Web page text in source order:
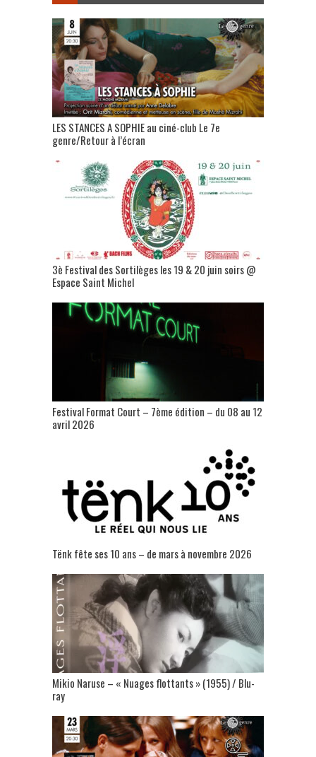
LES STANCES A SOPHIE au ciné-club Le 7e
genre/Retour à l’écran
3è Festival des Sortilèges les 19 & 20 juin soirs @
Espace Saint Michel
Festival Format Court – 7ème édition – du 08 au 12
avril 2026
Tënk fête ses 10 ans – de mars à novembre 2026
Mikio Naruse – « Nuages flottants » (1955) / Blu-
ray